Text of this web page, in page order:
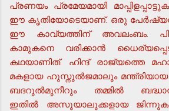
പ്രണയം പ്രമേയമായി
ഈ കൃതിയോടെയാണ്. ഒരു
ഈ കാവ്യത്തിന് അവലംബം.
കാമുകനെ വരിക്കാന്‍
കഥയാണിത്. ഹിന്ദ് രാജ്യത്തെ
മകളായ ഹുസ്നുല്‍ജമാലും മന്ത്രിയായ
ബദറുല്‍മുനീറും തമ്മില്‍
ഇതില്‍ അസൂയാലുക്കളായ